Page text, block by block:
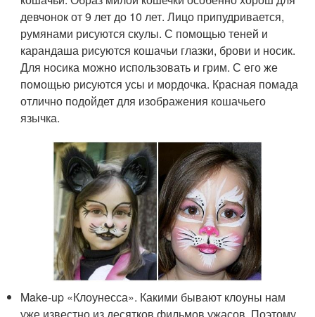
девчонок от 9 лет до 10 лет. Лицо припудривается,
румянами рисуются скулы. С помощью теней и
карандаша рисуются кошачьи глазки, брови и носик.
Для носика можно использовать и грим. С его же
помощью рисуются усы и мордочка. Красная помада
отлично подойдет для изображения кошачьего
язычка.
Make-up «Клоунесса». Какими бывают клоуны нам